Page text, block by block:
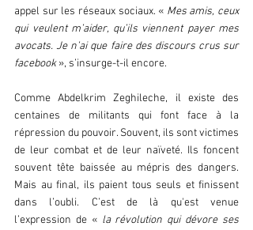
appel sur les réseaux sociaux. « Mes amis, ceux
qui veulent m’aider, qu’ils viennent payer mes
avocats. Je n’ai que faire des discours crus sur
facebook », s’insurge-t-il encore.
Comme Abdelkrim Zeghileche, il existe des
centaines de militants qui font face à la
répression du pouvoir. Souvent, ils sont victimes
de leur combat et de leur naïveté. Ils foncent
souvent tête baissée au mépris des dangers.
Mais au final, ils paient tous seuls et finissent
dans l’oubli. C’est de là qu'est venue
l’expression de « la révolution qui dévore ses